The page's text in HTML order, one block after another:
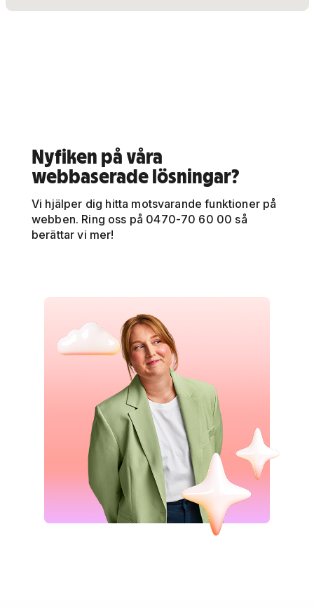
Nyfiken på våra
webbaserade lösningar?
Vi hjälper dig hitta motsvarande funktioner på
webben. Ring oss på 0470-70 60 00 så
berättar vi mer!